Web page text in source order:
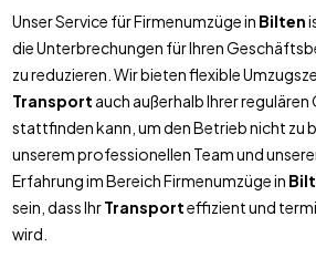
Unser Service für Firmenumzüge in Bilten
die Unterbrechungen für Ihren
zu reduzieren. Wir bieten flexible
Transport auch außerhalb Ihrer
stattfinden kann, um den Betrieb nicht zu
unserem professionellen Team und
Erfahrung im Bereich Firmenumzüge in
sein, dass IhrTransporteffizient und
wird.